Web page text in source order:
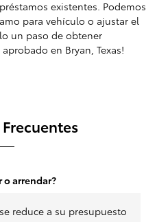
existentes. Podemos
para vehículo o ajustar el
un paso de obtener
en Bryan, Texas!
o arrendar?
reduce a su presupuesto